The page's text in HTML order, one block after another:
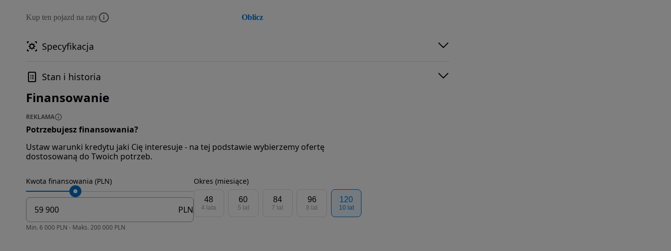
Kup ten pojazd na raty Oblicz
Specyfikacja
Stan i historia
Finansowanie
REKLAMA
Potrzebujesz finansowania?
Ustaw warunki kredytu jaki Cię interesuje - na tej podstawie wybierzemy ofertę
dostosowaną do Twoich potrzeb.
Kwota finansowania (PLN)
PLN
Min. 6 000 PLN - Maks. 200 000 PLN
Okres (miesiące)
48
4 lata
60
5 lat
84
7 lat
96
8 lat
120
10 lat